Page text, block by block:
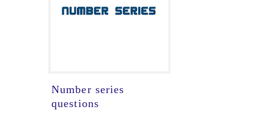
Number series
questions